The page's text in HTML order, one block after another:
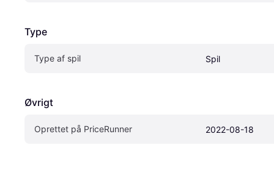
Type
Type af spil Spil
Øvrigt
Oprettet på PriceRunner 2022-08-18